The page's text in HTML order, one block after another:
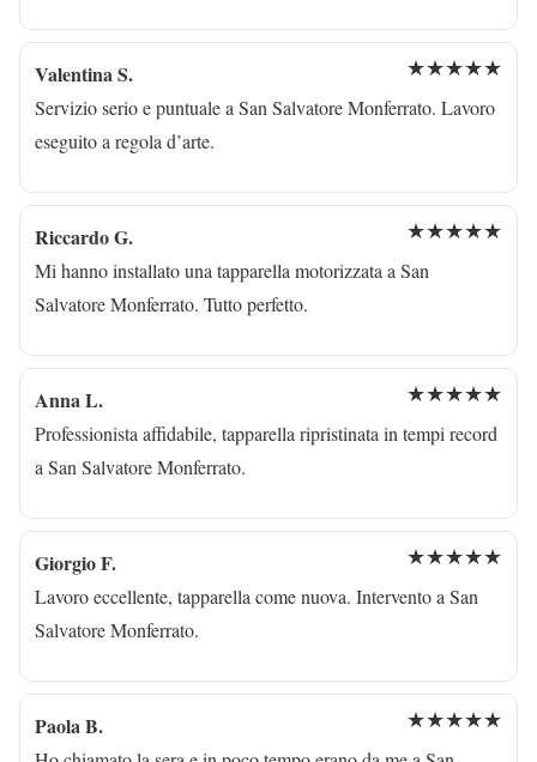
Valentina S. ★★★★★
Servizio serio e puntuale a San Salvatore Monferrato. Lavoro
eseguito a regola d’arte.
Riccardo G. ★★★★★
Mi hanno installato una tapparella motorizzata a San
Salvatore Monferrato. Tutto perfetto.
Anna L. ★★★★★
Professionista affidabile, tapparella ripristinata in tempi record
a San Salvatore Monferrato.
Giorgio F. ★★★★★
Lavoro eccellente, tapparella come nuova. Intervento a San
Salvatore Monferrato.
Paola B. ★★★★★